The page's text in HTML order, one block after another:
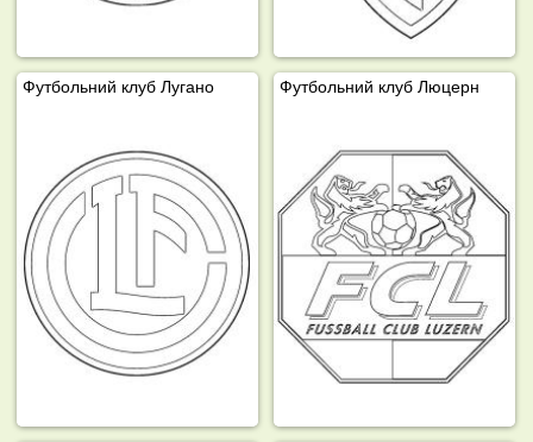
Футбольний клуб Лугано Футбольний клуб Люцерн